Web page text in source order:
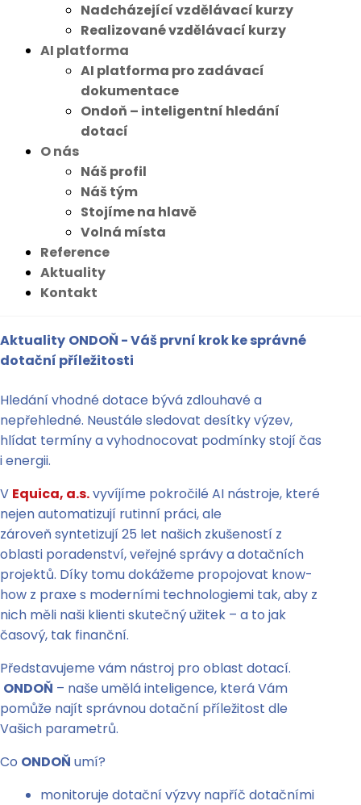
Nadcházející vzdělávací kurzy
Realizované vzdělávací kurzy
AI platforma
AI platforma pro zadávací
dokumentace
Ondoň – inteligentní hledání
dotací
O nás
Náš profil
Náš tým
Stojíme na hlavě
Volná místa
Reference
Aktuality
Kontakt
Aktuality ONDOŇ - Váš první krok ke správné
dotační příležitosti
Hledání vhodné dotace bývá zdlouhavé a
nepřehledné. Neustále sledovat desítky výzev,
hlídat termíny a vyhodnocovat podmínky stojí čas
i energii.
V Equica, a.s.vyvíjíme pokročilé AI nástroje, které
nejen automatizují rutinní práci, ale
zároveň syntetizují 25 let našich zkušeností z
oblasti poradenství, veřejné správy a dotačních
projektů. Díky tomu dokážeme propojovat know-
how z praxe s moderními technologiemi tak, aby z
nich měli naši klienti skutečný užitek – a to jak
časový, tak finanční.
Představujeme vám nástroj pro oblast dotací.
ONDOŇ – naše umělá inteligence, která Vám
pomůže najít správnou dotační příležitost dle
Vašich parametrů.
Co ONDOŇ umí?
monitoruje dotační výzvy napříč dotačními